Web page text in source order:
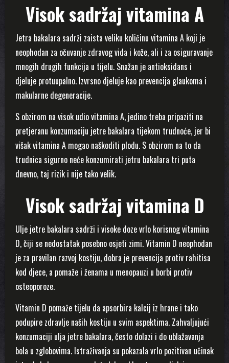
Visok sadržaj vitamina A
Jetra bakalara sadrži zaista veliku količinu vitamina A koji je
neophodan za očuvanje zdravog vida i kože, ali i za osiguravanje
mnogih drugih funkcija u tijelu. Snažan je antioksidans i
djeluje protuupalno. Izvrsno djeluje kao prevencija glaukoma i
makularne degeneracije.
S obzirom na visok udio vitamina A, jedino treba pripaziti na
pretjeranu konzumaciju jetre bakalara tijekom trudnoće, jer bi
višak vitamina A mogao naškoditi plodu. S obzirom na to da
trudnica sigurno neće konzumirati jetru bakalara tri puta
dnevno, taj rizik i nije tako velik.
Visok sadržaj vitamina D
Ulje jetre bakalara sadrži i visoke doze vrlo korisnog vitamina
D, čiji se nedostatak posebno osjeti zimi. Vitamin D neophodan
je za pravilan razvoj kostiju, dobra je prevencija protiv rahitisa
kod djece, a pomaže i ženama u menopauzi u borbi protiv
osteoporoze.
Vitamin D pomaže tijelu da apsorbira kalcij iz hrane i tako
podupire zdravlje naših kostiju u svim aspektima. Zahvaljujući
konzumaciji ulja jetre bakalara, često dolazi i do ublažavanja
bola u zglobovima. Istraživanja su pokazala vrlo pozitivan učinak